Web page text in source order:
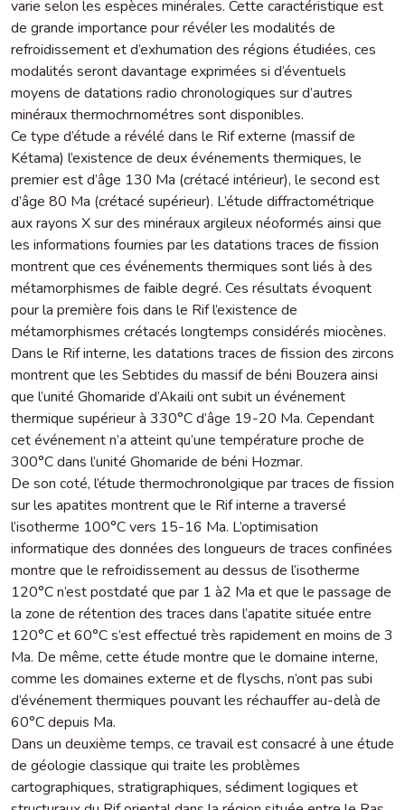
varie selon les espèces minérales. Cette caractéristique est
de grande importance pour révéler les modalités de
refroidissement et d’exhumation des régions étudiées, ces
modalités seront davantage exprimées si d’éventuels
moyens de datations radio chronologiques sur d’autres
minéraux thermochrnométres sont disponibles.
Ce type d’étude a révélé dans le Rif externe (massif de
Kétama) l’existence de deux événements thermiques, le
premier est d’âge 130 Ma (crétacé intérieur), le second est
d’âge 80 Ma (crétacé supérieur). L’étude diffractométrique
aux rayons X sur des minéraux argileux néoformés ainsi que
les informations fournies par les datations traces de fission
montrent que ces événements thermiques sont liés à des
métamorphismes de faible degré. Ces résultats évoquent
pour la première fois dans le Rif l’existence de
métamorphismes crétacés longtemps considérés miocènes.
Dans le Rif interne, les datations traces de fission des zircons
montrent que les Sebtides du massif de béni Bouzera ainsi
que l’unité Ghomaride d’Akaili ont subit un événement
thermique supérieur à 330°C d’âge 19-20 Ma. Cependant
cet événement n’a atteint qu’une température proche de
300°C dans l’unité Ghomaride de béni Hozmar.
De son coté, l’étude thermochronolgique par traces de fission
sur les apatites montrent que le Rif interne a traversé
l’isotherme 100°C vers 15-16 Ma. L’optimisation
informatique des données des longueurs de traces confinées
montre que le refroidissement au dessus de l’isotherme
120°C n’est postdaté que par 1 à2 Ma et que le passage de
la zone de rétention des traces dans l’apatite située entre
120°C et 60°C s’est effectué très rapidement en moins de 3
Ma. De même, cette étude montre que le domaine interne,
comme les domaines externe et de flyschs, n’ont pas subi
d’événement thermiques pouvant les réchauffer au-delà de
60°C depuis Ma.
Dans un deuxième temps, ce travail est consacré à une étude
de géologie classique qui traite les problèmes
cartographiques, stratigraphiques, sédiment logiques et